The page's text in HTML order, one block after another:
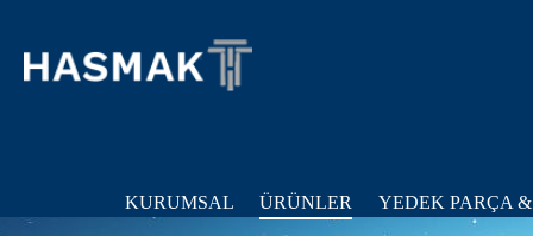
KURUMSAL ÜRÜNLER YEDEK PARÇA &